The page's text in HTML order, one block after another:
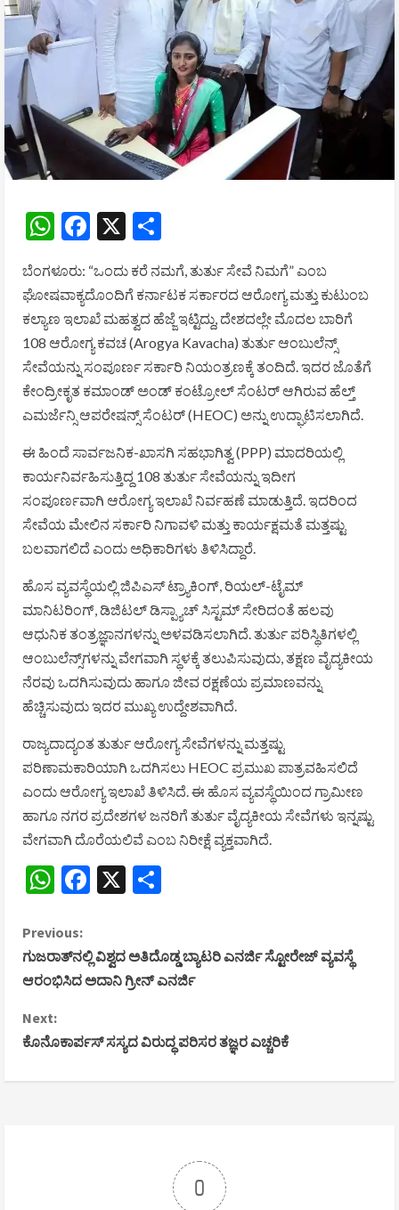
WhatsApp
Facebook
X
ಬೆಂಗಳೂರು: “ಒಂದು ಕರೆ ನಮಗೆ, ತುರ್ತು ಸೇವೆ ನಿಮಗೆ” ಎಂಬ
ಘೋಷವಾಕ್ಯದೊಂದಿಗೆ ಕರ್ನಾಟಕ ಸರ್ಕಾರದ ಆರೋಗ್ಯ ಮತ್ತು ಕುಟುಂಬ
ಕಲ್ಯಾಣ ಇಲಾಖೆ ಮಹತ್ವದ ಹೆಜ್ಜೆ ಇಟ್ಟಿದ್ದು, ದೇಶದಲ್ಲೇ ಮೊದಲ ಬಾರಿಗೆ
108 ಆರೋಗ್ಯ ಕವಚ (Arogya Kavacha) ತುರ್ತು ಆಂಬುಲೆನ್ಸ್
ಸೇವೆಯನ್ನು ಸಂಪೂರ್ಣ ಸರ್ಕಾರಿ ನಿಯಂತ್ರಣಕ್ಕೆ ತಂದಿದೆ. ಇದರ ಜೊತೆಗೆ
ಕೇಂದ್ರೀಕೃತ ಕಮಾಂಡ್ ಅಂಡ್ ಕಂಟ್ರೋಲ್ ಸೆಂಟರ್‌ ಆಗಿರುವ ಹೆಲ್ತ್
ಎಮರ್ಜೆನ್ಸಿ ಆಪರೇಷನ್ಸ್ ಸೆಂಟರ್ (HEOC) ಅನ್ನು ಉದ್ಘಾಟಿಸಲಾಗಿದೆ.
ಈ ಹಿಂದೆ ಸಾರ್ವಜನಿಕ-ಖಾಸಗಿ ಸಹಭಾಗಿತ್ವ (PPP) ಮಾದರಿಯಲ್ಲಿ
ಕಾರ್ಯನಿರ್ವಹಿಸುತ್ತಿದ್ದ 108 ತುರ್ತು ಸೇವೆಯನ್ನು ಇದೀಗ
ಸಂಪೂರ್ಣವಾಗಿ ಆರೋಗ್ಯ ಇಲಾಖೆ ನಿರ್ವಹಣೆ ಮಾಡುತ್ತಿದೆ. ಇದರಿಂದ
ಸೇವೆಯ ಮೇಲಿನ ಸರ್ಕಾರಿ ನಿಗಾವಳಿ ಮತ್ತು ಕಾರ್ಯಕ್ಷಮತೆ ಮತ್ತಷ್ಟು
ಬಲವಾಗಲಿದೆ ಎಂದು ಅಧಿಕಾರಿಗಳು ತಿಳಿಸಿದ್ದಾರೆ.
ಹೊಸ ವ್ಯವಸ್ಥೆಯಲ್ಲಿ ಜಿಪಿಎಸ್ ಟ್ರ್ಯಾಕಿಂಗ್, ರಿಯಲ್-ಟೈಮ್
ಮಾನಿಟರಿಂಗ್, ಡಿಜಿಟಲ್ ಡಿಸ್ಪ್ಯಾಚ್ ಸಿಸ್ಟಮ್ ಸೇರಿದಂತೆ ಹಲವು
ಆಧುನಿಕ ತಂತ್ರಜ್ಞಾನಗಳನ್ನು ಅಳವಡಿಸಲಾಗಿದೆ. ತುರ್ತು ಪರಿಸ್ಥಿತಿಗಳಲ್ಲಿ
ಆಂಬುಲೆನ್ಸ್‌ಗಳನ್ನು ವೇಗವಾಗಿ ಸ್ಥಳಕ್ಕೆ ತಲುಪಿಸುವುದು, ತಕ್ಷಣ ವೈದ್ಯಕೀಯ
ನೆರವು ಒದಗಿಸುವುದು ಹಾಗೂ ಜೀವ ರಕ್ಷಣೆಯ ಪ್ರಮಾಣವನ್ನು
ಹೆಚ್ಚಿಸುವುದು ಇದರ ಮುಖ್ಯ ಉದ್ದೇಶವಾಗಿದೆ.
ರಾಜ್ಯದಾದ್ಯಂತ ತುರ್ತು ಆರೋಗ್ಯ ಸೇವೆಗಳನ್ನು ಮತ್ತಷ್ಟು
ಪರಿಣಾಮಕಾರಿಯಾಗಿ ಒದಗಿಸಲು HEOC ಪ್ರಮುಖ ಪಾತ್ರವಹಿಸಲಿದೆ
ಎಂದು ಆರೋಗ್ಯ ಇಲಾಖೆ ತಿಳಿಸಿದೆ. ಈ ಹೊಸ ವ್ಯವಸ್ಥೆಯಿಂದ ಗ್ರಾಮೀಣ
ಹಾಗೂ ನಗರ ಪ್ರದೇಶಗಳ ಜನರಿಗೆ ತುರ್ತು ವೈದ್ಯಕೀಯ ಸೇವೆಗಳು ಇನ್ನಷ್ಟು
ವೇಗವಾಗಿ ದೊರೆಯಲಿವೆ ಎಂಬ ನಿರೀಕ್ಷೆ ವ್ಯಕ್ತವಾಗಿದೆ.
WhatsApp
Facebook
X
C
o
n
t
i
Previous:
ಗುಜರಾತ್‌ನಲ್ಲಿ ವಿಶ್ವದ ಅತಿದೊಡ್ಡ ಬ್ಯಾಟರಿ ಎನರ್ಜಿ ಸ್ಟೋರೇಜ್ ವ್ಯವಸ್ಥೆ
ಆರಂಭಿಸಿದ ಅದಾನಿ ಗ್ರೀನ್ ಎನರ್ಜಿ
Next:
ಕೊನೊಕಾರ್ಪಸ್ ಸಸ್ಯದ ವಿರುದ್ಧ ಪರಿಸರ ತಜ್ಞರ ಎಚ್ಚರಿಕೆ
0